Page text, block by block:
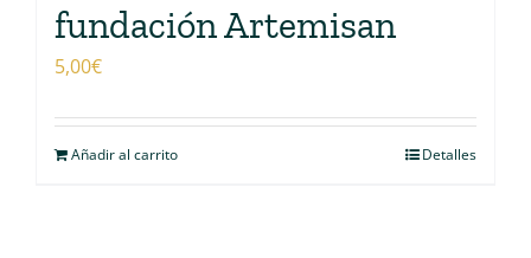
fundación Artemisan
5,00€
Añadir al carrito Detalles